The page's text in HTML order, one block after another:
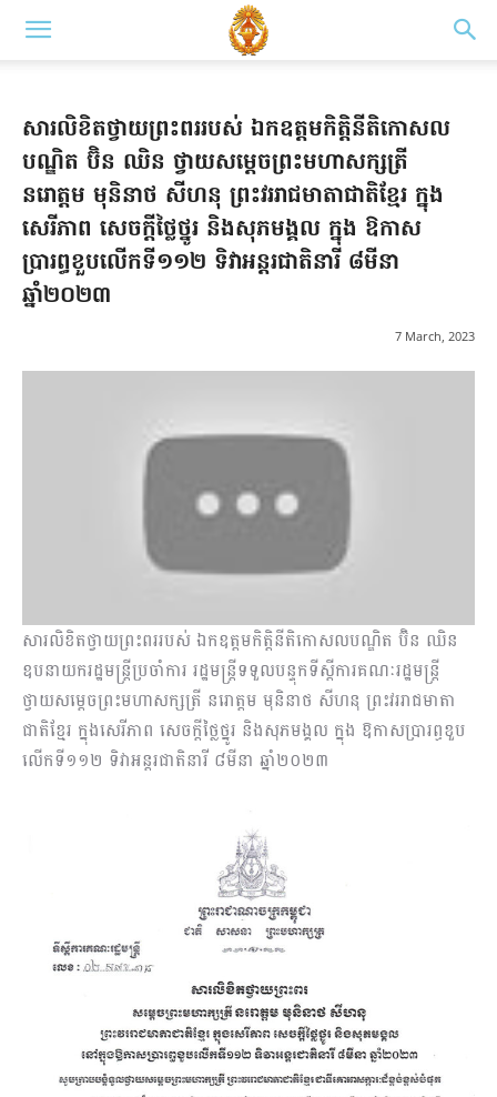
សារលិខិតថ្វាយព្រះពររបស់ ឯកឧត្តមកិត្តិនីតិកោសល
បណ្ឌិត ប៊ិន ឈិន ថ្វាយសម្តេចព្រះមហាសក្សត្រី
នរោត្តម មុនិនាថ សីហនុ ព្រះវររាជមាតាជាតិខ្មែរ ក្នុង
សេរីភាព សេចក្តីថ្លៃថ្នូរ និងសុភមង្គល ក្នុង ឱកាស
ប្រារព្ធខួបលើកទី១១២ ទិវាអន្តរជាតិនារី ៨មីនា
ឆ្នាំ២០២៣
7 March, 2023
សារលិខិតថ្វាយព្រះពររបស់ ឯកឧត្តមកិត្តិនីតិកោសលបណ្ឌិត ប៊ិន ឈិន
ឧបនាយករដ្ឋមន្រ្តីប្រចាំការ រដ្ឋមន្រ្តីទទួលបន្ទុកទីស្តីការគណៈរដ្ឋមន្រ្តី
ថ្វាយសម្តេចព្រះមហាសក្សត្រី នរោត្តម មុនិនាថ សីហនុ ព្រះវររាជមាតា
ជាតិខ្មែរ ក្នុងសេរីភាព សេចក្តីថ្លៃថ្នូរ និងសុភមង្គល ក្នុង ឱកាសប្រារព្ធខួប
លើកទី១១២ ទិវាអន្តរជាតិនារី ៨មីនា ឆ្នាំ២០២៣